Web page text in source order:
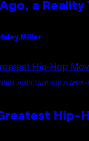
a
Haley Miller
GARCIA/PICOT/
Hip-